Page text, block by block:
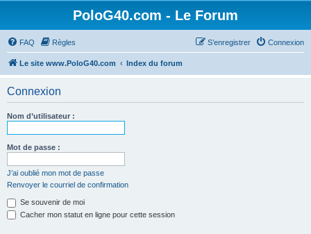
PoloG40.com - Le Forum
FAQ Règles Connexion
S’enregistrer
Le site www.PoloG40.com Index du forum
Connexion
Nom d’utilisateur :
Mot de passe :
J’ai oublié mon mot de passe
Renvoyer le courriel de confirmation
Se souvenir de moi
Cacher mon statut en ligne pour cette session